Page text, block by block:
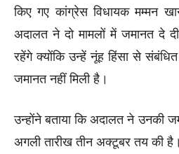
किए गए कांग्रेस विधायक मम्मन
अदालत ने दो मामलों में जमानत दे
रहेंगे क्योंकि उन्हें नूंह हिंसा से
जमानत नहीं मिली है।
उन्होंने बताया कि अदालत ने उनकी
अगली तारीख तीन अक्टूबर तय की है।